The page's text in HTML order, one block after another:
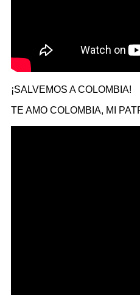
¡SALVEMOS A COLOMBIA!
TE AMO COLOMBIA, MI